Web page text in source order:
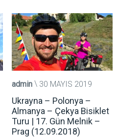
admin 30 MAYIS 2019
Ukrayna – Polonya –
Almanya – Çekya Bisiklet
Turu | 17. Gün Melnik –
Prag (12.09.2018)